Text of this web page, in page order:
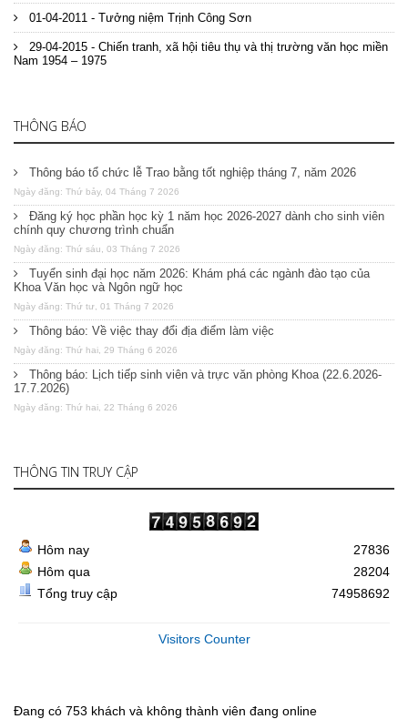
01-04-2011 - Tưởng niệm Trịnh Công Sơn
29-04-2015 - Chiến tranh, xã hội tiêu thụ và thị trường văn học miền
Nam 1954 – 1975
THÔNG BÁO
Thông báo tổ chức lễ Trao bằng tốt nghiệp tháng 7, năm 2026
Ngày đăng: Thứ bảy, 04 Tháng 7 2026
Đăng ký học phần học kỳ 1 năm học 2026-2027 dành cho sinh viên
chính quy chương trình chuẩn
Ngày đăng: Thứ sáu, 03 Tháng 7 2026
Tuyển sinh đại học năm 2026: Khám phá các ngành đào tạo của
Khoa Văn học và Ngôn ngữ học
Ngày đăng: Thứ tư, 01 Tháng 7 2026
Thông báo: Về việc thay đổi địa điểm làm việc
Ngày đăng: Thứ hai, 29 Tháng 6 2026
Thông báo: Lịch tiếp sinh viên và trực văn phòng Khoa (22.6.2026-
17.7.2026)
Ngày đăng: Thứ hai, 22 Tháng 6 2026
THÔNG TIN TRUY CẬP
Hôm nay
Hôm qua
Tổng truy cập
27836
28204
74958692
Visitors Counter
Đang có 753 khách và không thành viên đang online